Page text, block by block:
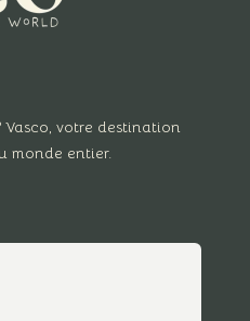
votre destination
monde entier.